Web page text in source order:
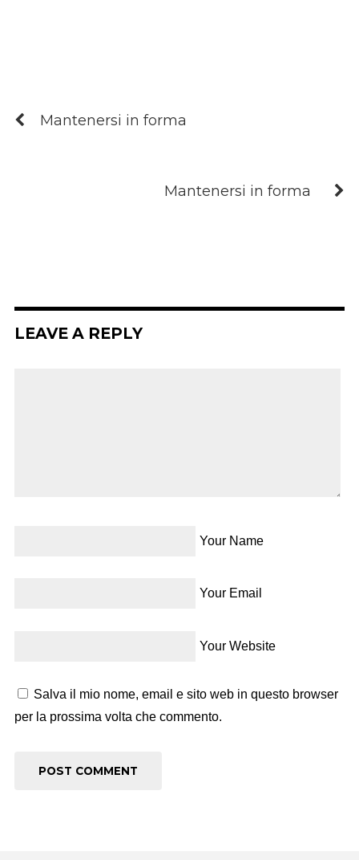
Mantenersi in forma
Mantenersi in forma
LEAVE A REPLY
Your Name
Your Email
Your Website
Salva il mio nome, email e sito web in questo browser
per la prossima volta che commento.